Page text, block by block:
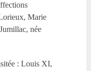
Marie
née
: Louis XI,